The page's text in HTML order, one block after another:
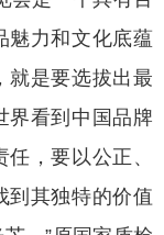
魅力和文化底蕴
就是要选拔出最
界看到中国品牌
，要以公正、
到其独特的价值